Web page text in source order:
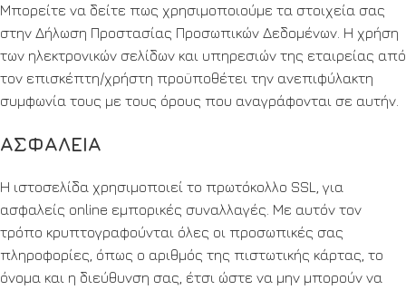
Μπορείτε να δείτε πως χρησιμοποιούμε τα στοιχεία σας
στην Δήλωση Προστασίας Προσωπικών Δεδομένων. Η χρήση
των ηλεκτρονικών σελίδων και υπηρεσιών της εταιρείας από
τον επισκέπτη/χρήστη προϋποθέτει την ανεπιφύλακτη
συμφωνία τους με τους όρους που αναγράφονται σε αυτήν.
ΑΣΦΑΛΕΙΑ
H ιστοσελίδα χρησιμοποιεί το πρωτόκολλο SSL, για
ασφαλείς online εμπορικές συναλλαγές. Με αυτόν τον
τρόπο κρυπτογραφούνται όλες οι προσωπικές σας
πληροφορίες, όπως ο αριθμός της πιστωτικής κάρτας, το
όνομα και η διεύθυνση σας, έτσι ώστε να μην μπορούν να